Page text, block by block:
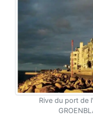
Rive du port de